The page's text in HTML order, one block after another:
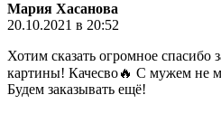
Мария Хасанова
20.10.2021 в 20:52
Хотим сказать огромное спасибо
картины! Качесво🔥 С мужем не
Будем заказывать ещё!